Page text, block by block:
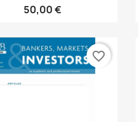
50,00 €
favorite_border